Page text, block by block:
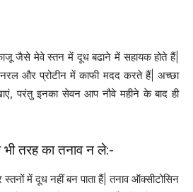
जैसे मेवे स्तन में दूध बढाने में सहायक होते हैं|
और प्रोटीन में काफी मदद करते हैं| अच्‍छा
परंतु इनका सेवन आप नौवे महीने के बाद ही
भी तरह का तनाव न ले:-
में दूध नहीं बन पाता हैं| तनाव ऑक्सीटोसिन